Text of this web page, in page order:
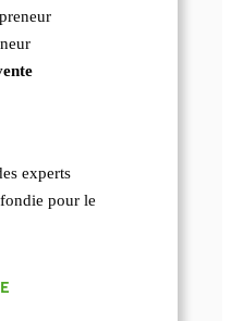
experts
pour le